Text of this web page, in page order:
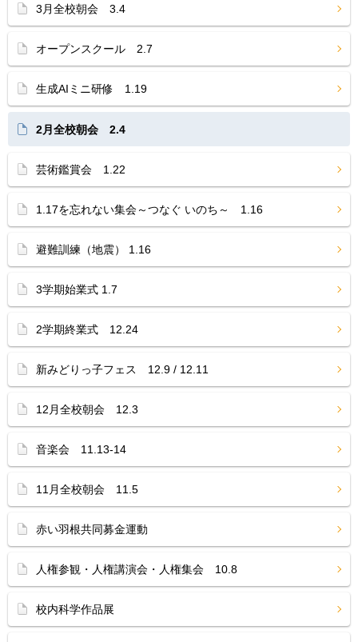
3月全校朝会 3.4
オープンスクール 2.7
生成AIミニ研修 1.19
2月全校朝会 2.4
芸術鑑賞会 1.22
1.17を忘れない集会～つなぐ いのち～ 1.16
避難訓練（地震） 1.16
3学期始業式 1.7
2学期終業式 12.24
新みどりっ子フェス 12.9 / 12.11
12月全校朝会 12.3
音楽会 11.13-14
11月全校朝会 11.5
赤い羽根共同募金運動
人権参観・人権講演会・人権集会 10.8
校内科学作品展